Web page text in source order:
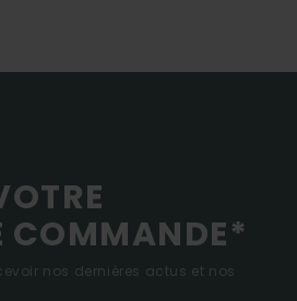
COMMANDE*
nos dernières actus et nos